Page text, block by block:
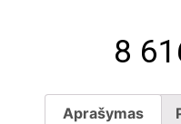
8
Aprašymas